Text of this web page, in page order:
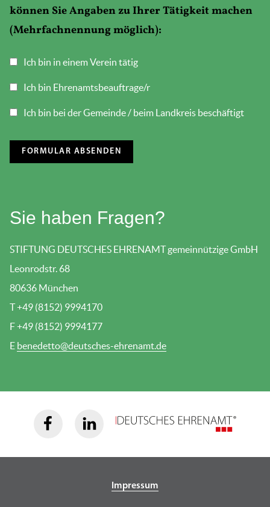
können Sie Angaben zu Ihrer Tätigkeit machen
(Mehrfachnennung möglich):
Ich bin in einem Verein tätig
Ich bin Ehrenamtsbeauftrage/r
Ich bin bei der Gemeinde / beim Landkreis beschäftigt
Sie haben Fragen?
STIFTUNG DEUTSCHES EHRENAMT gemeinnützige GmbH
Leonrodstr. 68
80636 München
T +49 (8152) 9994170
F +49 (8152) 9994177
E benedetto@deutsches-ehrenamt.de
Impressum